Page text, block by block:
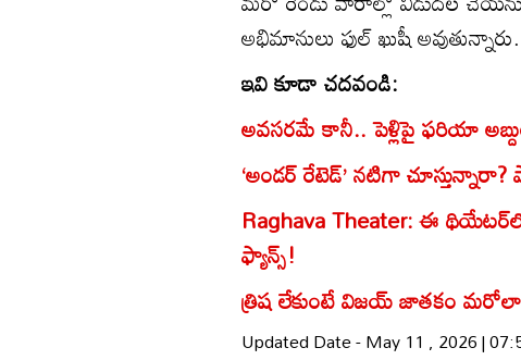
అభిమానులు ఫుల్ ఖుషీ అవుతున్నారు.
ఇవి కూడా చదవండి:
అవసరమే కానీ.. పెళ్లిపై ఫరియా
‘అండర్‌ రేటెడ్‌’ నటిగా
Raghava Theater: ఈ
ఫ్యాన్స్!
త్రిష లేకుంటే విజయ్ జాతకం
Updated Date - May 11 , 2026 |